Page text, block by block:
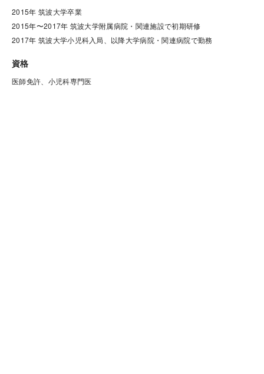
2015年 筑波大学卒業
2015年〜2017年 筑波大学附属病院・関連施設で初期研修
2017年 筑波大学小児科入局、以降大学病院・関連病院で勤務
資格
医師免許、小児科専門医